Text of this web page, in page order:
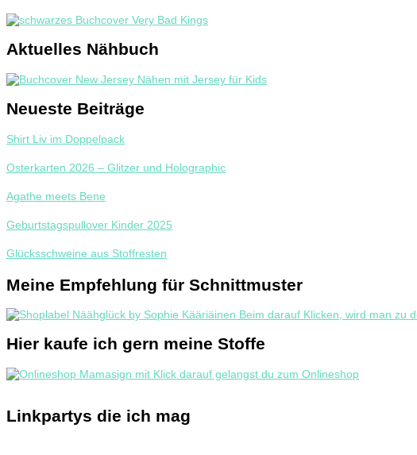
Aktuelles Nähbuch
Neueste Beiträge
Shirt Liv im Doppelpack
Osterkarten 2026 – Glitzer und Holographic
Agathe meets Bene
Geburtstagspullover Kinder 2025
Glücksschweine aus Stoffresten
Meine Empfehlung für Schnittmuster
Hier kaufe ich gern meine Stoffe
Linkpartys die ich mag